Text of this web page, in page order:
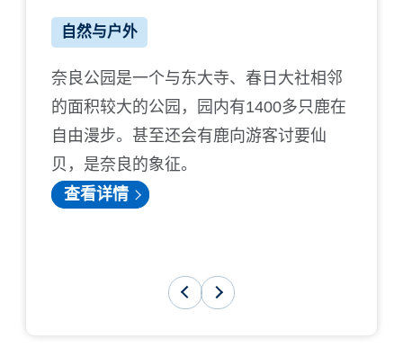
自然与户外
奈良公园是一个与东大寺、春日大社相邻
的面积较大的公园，园内有1400多只鹿在
自由漫步。甚至还会有鹿向游客讨要仙
贝，是奈良的象征。
查看详情